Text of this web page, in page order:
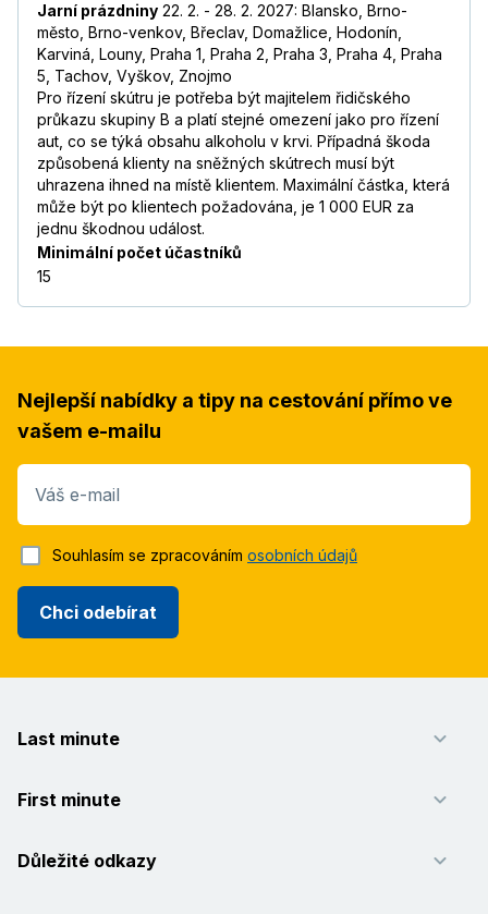
Jarní prázdniny 22. 2. - 28. 2. 2027: Blansko, Brno-
město, Brno-venkov, Břeclav, Domažlice, Hodonín,
Karviná, Louny, Praha 1, Praha 2, Praha 3, Praha 4, Praha
5, Tachov, Vyškov, Znojmo
Pro řízení skútru je potřeba být majitelem řidičského
průkazu skupiny B a platí stejné omezení jako pro řízení
aut, co se týká obsahu alkoholu v krvi. Případná škoda
způsobená klienty na sněžných skútrech musí být
uhrazena ihned na místě klientem. Maximální částka, která
může být po klientech požadována, je 1 000 EUR za
jednu škodnou událost.
Minimální počet účastníků
15
Nejlepší nabídky a tipy na cestování přímo ve
vašem e-mailu
Váš e-mail
Chci odebírat
Souhlasím se zpracováním osobních údajů
Last minute
First minute
Důležité odkazy